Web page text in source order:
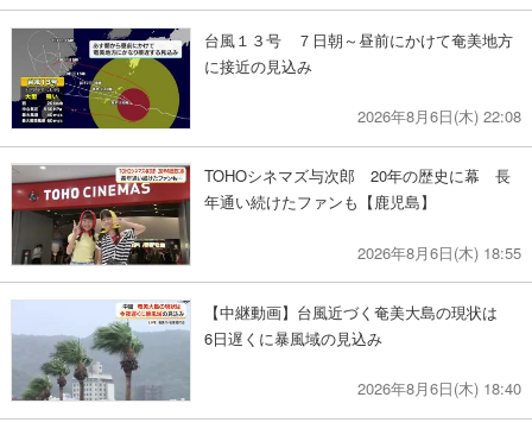
台風１３号 ７日朝～昼前にかけて奄美地方
に接近の見込み
2026年8月6日(木) 22:08
TOHOシネマズ与次郎 20年の歴史に幕 長
年通い続けたファンも【鹿児島】
2026年8月6日(木) 18:55
【中継動画】台風近づく奄美大島の現状は
6日遅くに暴風域の見込み
2026年8月6日(木) 18:40